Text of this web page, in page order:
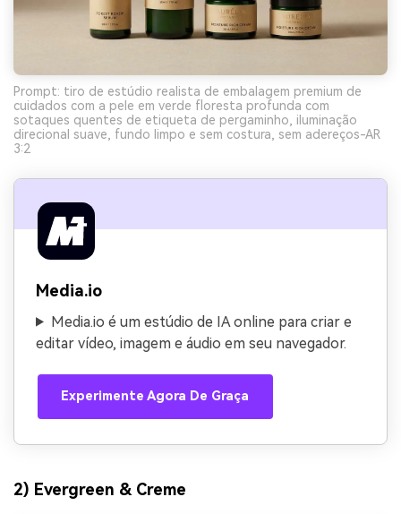
Prompt: tiro de estúdio realista de embalagem premium de
cuidados com a pele em verde floresta profunda com
sotaques quentes de etiqueta de pergaminho, iluminação
direcional suave, fundo limpo e sem costura, sem adereços-AR
3:2
Media.io
Media.io é um estúdio de IA online para criar e
editar vídeo, imagem e áudio em seu navegador.
Experimente Agora De Graça
2) Evergreen & Creme